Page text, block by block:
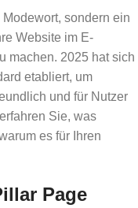
sondern ein
Website im E-
machen. 2025 hat sich
etabliert, um
und für Nutzer
Sie, was
es für Ihren
Page